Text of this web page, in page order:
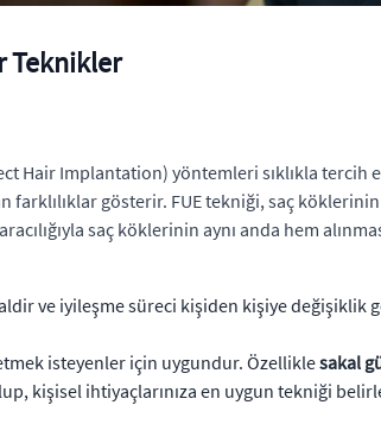
Teknikler
Hair Implantation) yöntemleri sıklıkla
gösterir. FUE tekniği, saç
saç köklerinin aynı anda hem
ve iyileşme süreci kişiden kişiye
isteyenler için uygundur. Özelliklesakal
kişisel ihtiyaçlarınıza en uygun tekniği